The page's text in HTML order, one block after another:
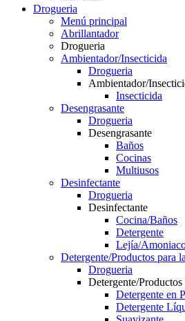
Drogueria
Menú principal
Abrillantador
Drogueria
Ambientador/Insecticida
Drogueria
Ambientador/
Insecticida
Desengrasante
Drogueria
Desengrasante
Baños
Cocinas
Multiusos
Desinfectante
Drogueria
Desinfectante
Cocina/Baños
Detergente
Lejía/
Detergente/Productos para
Drogueria
Detergente/Productos
Detergente en
Detergente